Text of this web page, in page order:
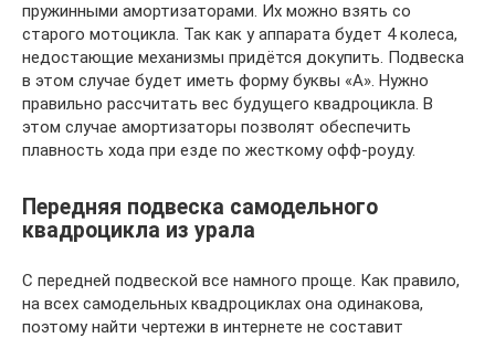
пружинными амортизаторами. Их можно взять со
старого мотоцикла. Так как у аппарата будет 4 колеса,
недостающие механизмы придётся докупить. Подвеска
в этом случае будет иметь форму буквы «А». Нужно
правильно рассчитать вес будущего квадроцикла. В
этом случае амортизаторы позволят обеспечить
плавность хода при езде по жесткому офф-роуду.
Передняя подвеска самодельного
квадроцикла из урала
С передней подвеской все намного проще. Как правило,
на всех самодельных квадроциклах она одинакова,
поэтому найти чертежи в интернете не составит